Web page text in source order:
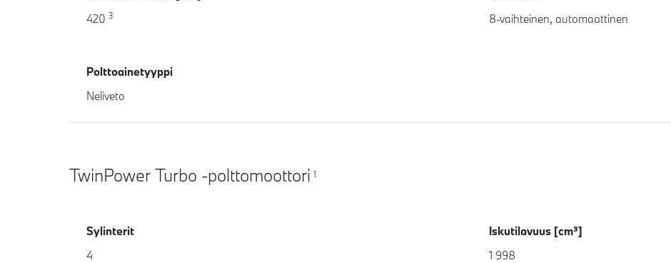
420 3
8-vaihteinen, automaattinen
Polttoainetyyppi
Neliveto
TwinPower Turbo -polttomoottori 1
Sylinterit
4
Iskutilavuus [cm³]
1 998